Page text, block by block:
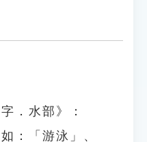
．水部》：
：「游泳」、